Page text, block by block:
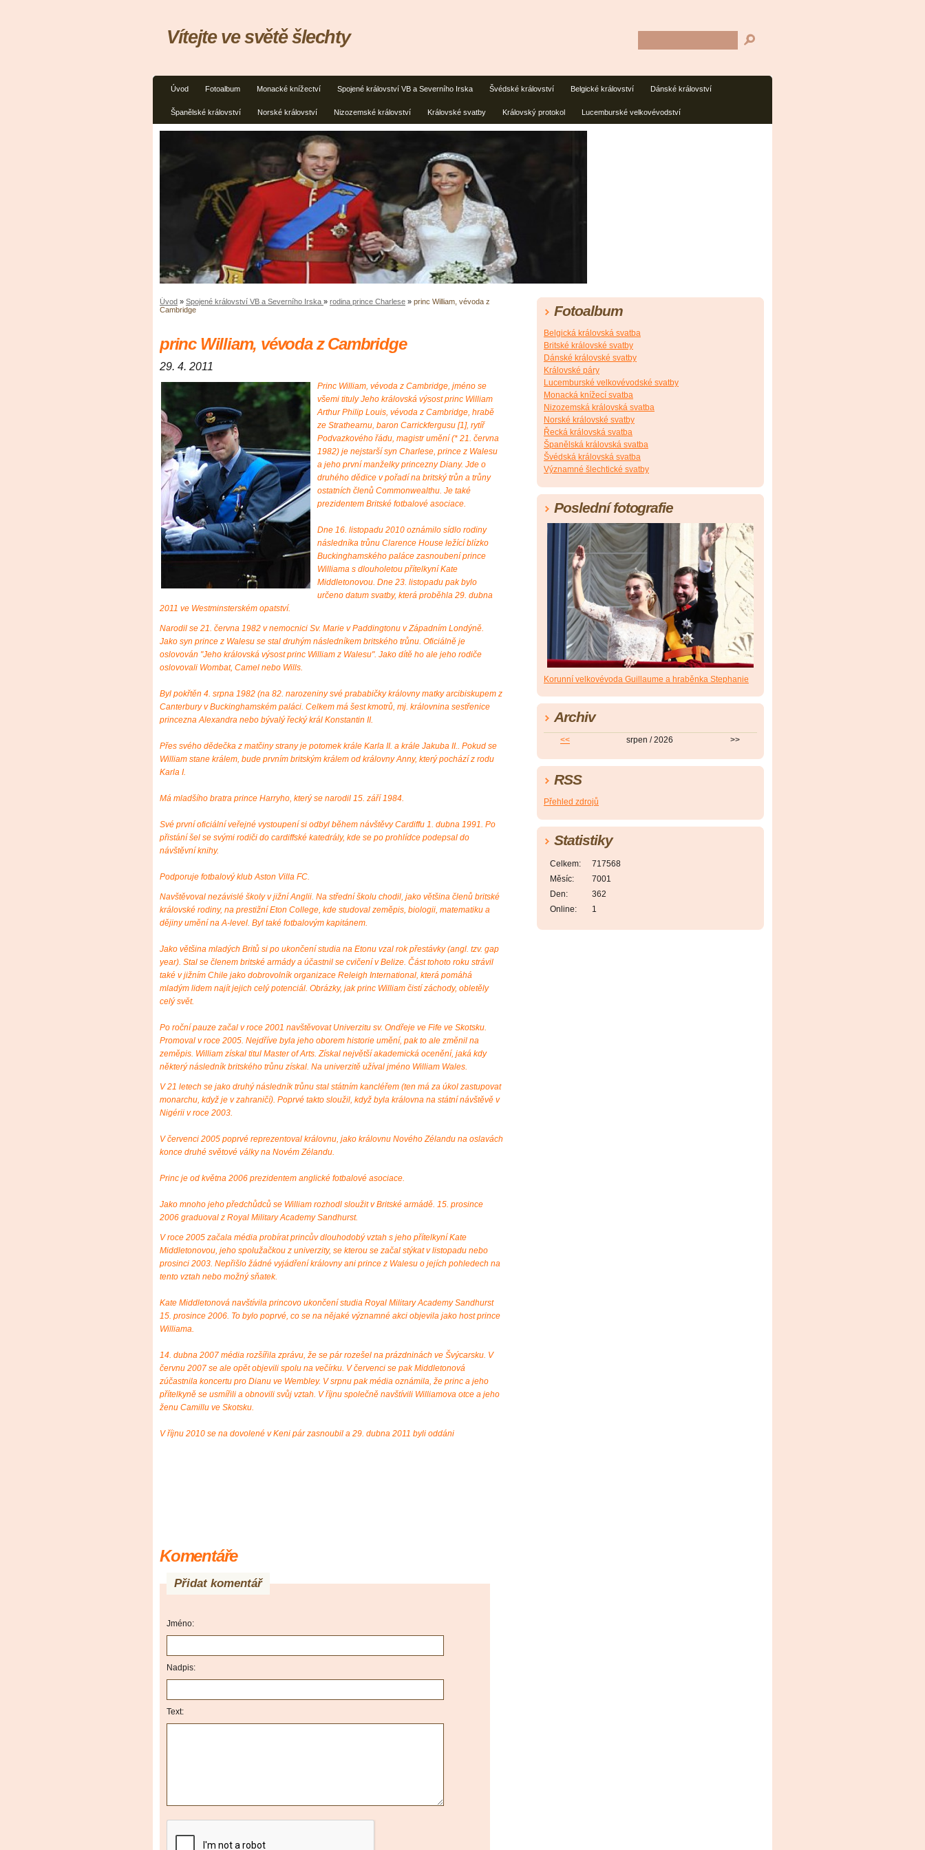
Úvod Fotoalbum Monacké knížectví Spojené království VB a Severního Irska Švédské království Belgické království Dánské království
Španělské království Norské království Nizozemské království Královské svatby Královský protokol Lucemburské velkovévodství
Vítejte ve světě šlechty
Úvod » Spojené království VB a Severního Irska » rodina prince Charlese » princ William, vévoda z
Cambridge
princ William, vévoda z Cambridge
29. 4. 2011
Princ William, vévoda z Cambridge, jméno se
všemi tituly Jeho královská výsost princ William
Arthur Philip Louis, vévoda z Cambridge, hrabě
ze Strathearnu, baron Carrickfergusu [1], rytíř
Podvazkového řádu, magistr umění (* 21. června
1982) je nejstarší syn Charlese, prince z Walesu
a jeho první manželky princezny Diany. Jde o
druhého dědice v pořadí na britský trůn a trůny
ostatních členů Commonwealthu. Je také
prezidentem Britské fotbalové asociace.
Dne 16. listopadu 2010 oznámilo sídlo rodiny
následníka trůnu Clarence House ležící blízko
Buckinghamského paláce zasnoubení prince
Williama s dlouholetou přítelkyní Kate
Middletonovou. Dne 23. listopadu pak bylo
určeno datum svatby, která proběhla 29. dubna
2011 ve Westminsterském opatství.
Narodil se 21. června 1982 v nemocnici Sv. Marie v Paddingtonu v Západním Londýně.
Jako syn prince z Walesu se stal druhým následníkem britského trůnu. Oficiálně je
oslovován "Jeho královská výsost princ William z Walesu". Jako dítě ho ale jeho rodiče
oslovovali Wombat, Camel nebo Wills.
Byl pokřtěn 4. srpna 1982 (na 82. narozeniny své prababičky královny matky arcibiskupem z
Canterbury v Buckinghamském paláci. Celkem má šest kmotrů, mj. královnina sestřenice
princezna Alexandra nebo bývalý řecký král Konstantin II.
Přes svého dědečka z matčiny strany je potomek krále Karla II. a krále Jakuba II.. Pokud se
William stane králem, bude prvním britským králem od královny Anny, který pochází z rodu
Karla I.
Má mladšího bratra prince Harryho, který se narodil 15. září 1984.
Své první oficiální veřejné vystoupení si odbyl během návštěvy Cardiffu 1. dubna 1991. Po
přistání šel se svými rodiči do cardiffské katedrály, kde se po prohlídce podepsal do
návštěvní knihy.
Podporuje fotbalový klub Aston Villa FC.
Navštěvoval nezávislé školy v jižní Anglii. Na střední školu chodil, jako většina členů britské
královské rodiny, na prestižní Eton College, kde studoval zeměpis, biologii, matematiku a
dějiny umění na A-level. Byl také fotbalovým kapitánem.
Jako většina mladých Britů si po ukončení studia na Etonu vzal rok přestávky (angl. tzv. gap
year). Stal se členem britské armády a účastnil se cvičení v Belize. Část tohoto roku strávil
také v jižním Chile jako dobrovolník organizace Releigh International, která pomáhá
mladým lidem najít jejich celý potenciál. Obrázky, jak princ William čistí záchody, obletěly
celý svět.
Po roční pauze začal v roce 2001 navštěvovat Univerzitu sv. Ondřeje ve Fife ve Skotsku.
Promoval v roce 2005. Nejdříve byla jeho oborem historie umění, pak to ale změnil na
zeměpis. William získal titul Master of Arts. Získal největší akademická ocenění, jaká kdy
některý následník britského trůnu získal. Na univerzitě užíval jméno William Wales.
V 21 letech se jako druhý následník trůnu stal státním kancléřem (ten má za úkol zastupovat
monarchu, když je v zahraničí). Poprvé takto sloužil, když byla královna na státní návštěvě v
Nigérii v roce 2003.
V červenci 2005 poprvé reprezentoval královnu, jako královnu Nového Zélandu na oslavách
konce druhé světové války na Novém Zélandu.
Princ je od května 2006 prezidentem anglické fotbalové asociace.
Jako mnoho jeho předchůdců se William rozhodl sloužit v Britské armádě. 15. prosince
2006 graduoval z Royal Military Academy Sandhurst.
V roce 2005 začala média probírat princův dlouhodobý vztah s jeho přítelkyní Kate
Middletonovou, jeho spolužačkou z univerzity, se kterou se začal stýkat v listopadu nebo
prosinci 2003. Nepřišlo žádné vyjádření královny ani prince z Walesu o jejích pohledech na
tento vztah nebo možný sňatek.
Kate Middletonová navštívila princovo ukončení studia Royal Military Academy Sandhurst
15. prosince 2006. To bylo poprvé, co se na nějaké významné akci objevila jako host prince
Williama.
14. dubna 2007 média rozšířila zprávu, že se pár rozešel na prázdninách ve Švýcarsku. V
červnu 2007 se ale opět objevili spolu na večírku. V červenci se pak Middletonová
zúčastnila koncertu pro Dianu ve Wembley. V srpnu pak média oznámila, že princ a jeho
přítelkyně se usmířili a obnovili svůj vztah. V říjnu společně navštívili Williamova otce a jeho
ženu Camillu ve Skotsku.
V říjnu 2010 se na dovolené v Keni pár zasnoubil a 29. dubna 2011 byli oddáni
Komentáře
Přidat komentář
Jméno:
Nadpis:
Text:
Fotoalbum
Belgická královská svatba
Britské královské svatby
Dánské královské svatby
Královské páry
Lucemburské velkovévodské svatby
Monacká knížecí svatba
Nizozemská královská svatba
Norské královské svatby
Řecká královská svatba
Španělská královská svatba
Švédská královská svatba
Významné šlechtické svatby
Poslední fotografie
Korunní velkovévoda Guillaume a hraběnka Stephanie
Archiv
<< srpen / 2026 >>
RSS
Přehled zdrojů
Statistiky
Online: 1
Celkem:
717568
Měsíc:
7001
Den:
362